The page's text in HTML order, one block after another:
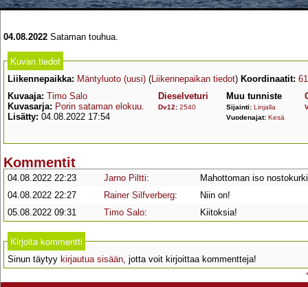
04.08.2022 Sataman touhua.
Kuvan tiedot
Liikennepaikka: Mäntyluoto (uusi) (Liikennepaikan tiedot) Koordinaatit:
Kuvaaja: Timo Salo
Kuvasarja: Porin sataman elokuu.
Lisätty: 04.08.2022 17:54
Dieselveturi
Dv12: 2540
Muu tunniste
Sijainti: Linjalla
Vuodenajat: Kesä
Kommentit
04.08.2022 22:23 Jarno Piltti:
Mahottoman iso
04.08.2022 22:27
Rainer Silfverberg:
Niin on!
05.08.2022 09:31
Timo Salo: Kiitoksia!
Kirjoita kommentti
Sinun täytyy kirjautua sisään, jotta voit kirjoittaa kommentteja!